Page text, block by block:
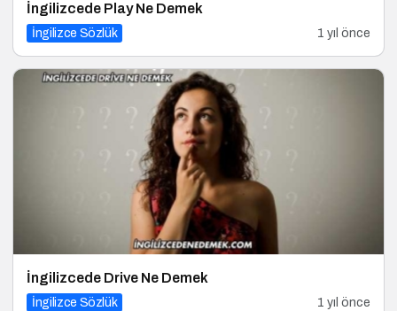
İngilizcede Play Ne Demek
İngilizce Sözlük 1 yıl önce
İngilizcede Drive Ne Demek
İngilizce Sözlük 1 yıl önce